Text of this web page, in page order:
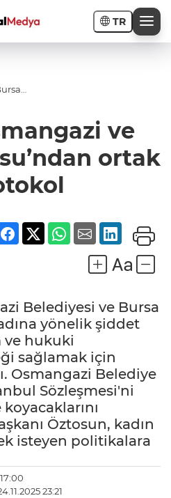
TR
ve
ortak
Belediyesi ve Bursa
yönelik şiddet
hukuki
sağlamak için
Osmangazi Belediye
Sözleşmesi'ni
Öztosun, kadın
isteyen politikalara
23:21